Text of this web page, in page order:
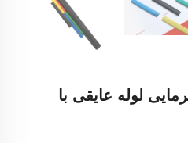
لوله عایقی با